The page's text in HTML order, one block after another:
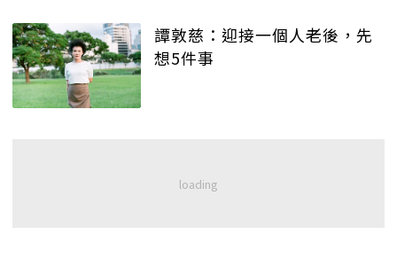
譚敦慈：迎接一個人老後，先
想5件事